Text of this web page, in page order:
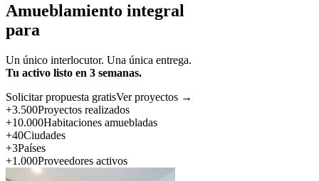
Amueblamiento integral
para
Un único interlocutor. Una única entrega.
Tu activo listo en 3 semanas.
Solicitar propuesta gratisVer proyectos →
+3.500Proyectos realizados
+10.000Habitaciones amuebladas
+40Ciudades
+3Países
+1.000Proveedores activos